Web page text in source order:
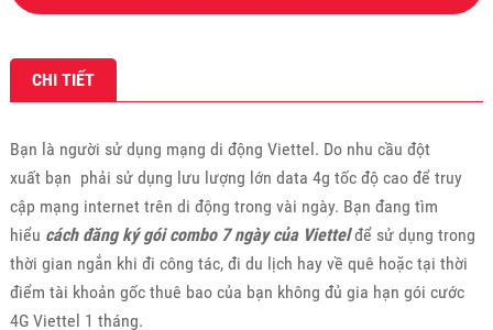
CHI TIẾT
Bạn là người sử dụng mạng di động Viettel. Do nhu cầu đột
xuất bạn phải sử dụng lưu lượng lớn data 4g tốc độ cao để truy
cập mạng internet trên di động trong vài ngày. Bạn đang tìm
hiểu cách đăng ký gói combo 7 ngày của Viettelđể sử dụng trong
thời gian ngắn khi đi công tác, đi du lịch hay về quê hoặc tại thời
điểm tài khoản gốc thuê bao của bạn không đủ gia hạn gói cước
4G Viettel 1 tháng.